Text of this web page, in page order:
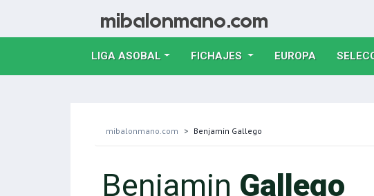
LIGA ASOBAL FICHAJES EUROPA(CURRENT)
mibalonmano.com Benjamin Gallego
Benjamin Gallego